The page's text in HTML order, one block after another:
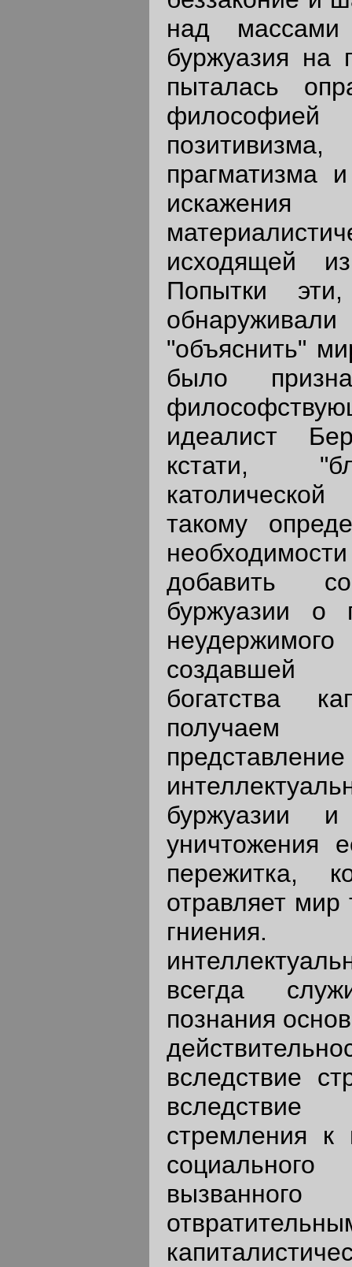
над массами
буржуазия на
пыталась
прагматизма
исходящей
Попытки
"объяснить"
было
идеалист
кстати,
такому
добавить
буржуазии о
создавшей
богатства
получаем
буржуазии
уничтожения
пережитка,
отравляет
всегда
познания
вследствие
стремления к